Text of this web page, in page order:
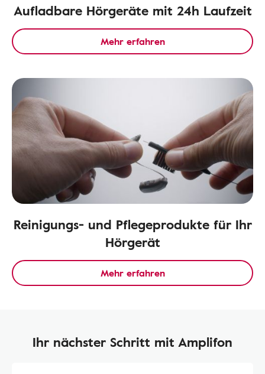
Aufladbare Hörgeräte mit 24h Laufzeit
Mehr erfahren
Reinigungs- und Pflegeprodukte für Ihr
Hörgerät
Mehr erfahren
Ihr nächster Schritt mit Amplifon